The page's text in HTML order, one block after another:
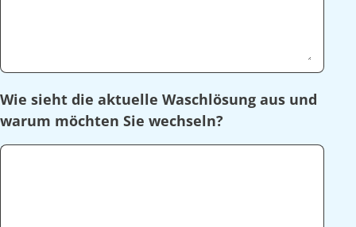
Wie sieht die aktuelle Waschlösung aus und
warum möchten Sie wechseln?